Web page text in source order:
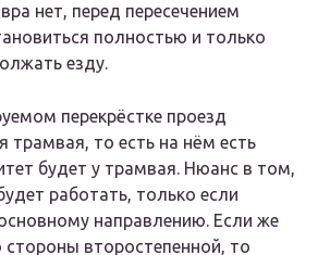
нет, перед пересечением
полностью и только
езду.
перекрёстке проезд
трамвая, то есть на нём есть
будет у трамвая. Нюанс в том,
работать, только если
направлению. Если же
второстепенной, то